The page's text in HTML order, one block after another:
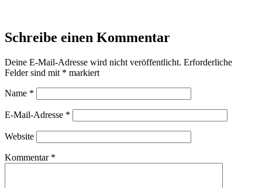
Schreibe einen Kommentar
Deine E-Mail-Adresse wird nicht veröffentlicht. Erforderliche
Felder sind mit * markiert
Name *
E-Mail-Adresse *
Website
Kommentar *